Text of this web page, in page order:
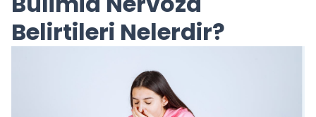
Belirtileri Nelerdir?